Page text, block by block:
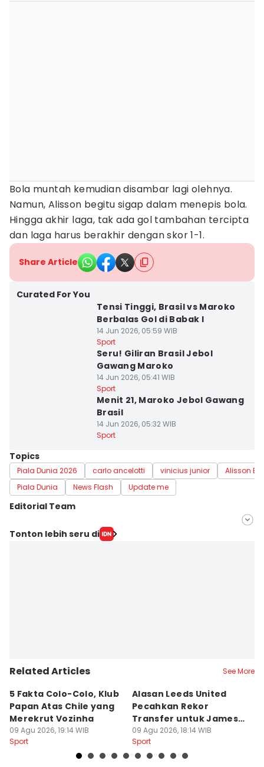
Bola muntah kemudian disambar lagi olehnya.
Namun, Alisson begitu sigap dalam menepis bola.
Hingga akhir laga, tak ada gol tambahan tercipta
dan laga harus berakhir dengan skor 1-1.
Share Article
Curated For You
Tensi Tinggi, Brasil vs Maroko
Berbalas Gol di Babak I
14 Jun 2026, 05:59 WIB
Sport
Seru! Giliran Brasil Jebol
Gawang Maroko
14 Jun 2026, 05:41 WIB
Sport
Menit 21, Maroko Jebol Gawang
Brasil
14 Jun 2026, 05:32 WIB
Sport
Topics
Piala Dunia 2026 carlo ancelotti vinicius junior
Alisson
Piala Dunia
News Flash Update me
Editorial Team
Editor
Tonton lebih seru di
Related Articles See More
5 Fakta Colo-Colo, Klub
Papan Atas Chile yang
Merekrut Vozinha
09 Agu 2026, 19:14 WIB
Sport
Alasan Leeds United
Pecahkan Rekor
Transfer untuk James
Trafford
09 Agu 2026, 18:14 WIB
Sport